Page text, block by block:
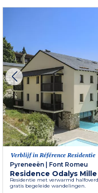
Verblijf in Référence Residentie
Pyreneeën | Font Romeu
Residence Odalys
Residentie met verwarmd
gratis begeleide wandelingen.